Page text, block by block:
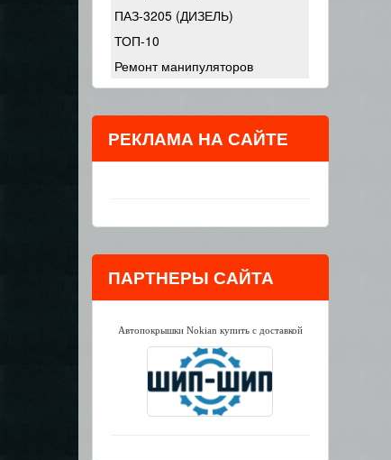
ПАЗ-3205 (ДИЗЕЛЬ)
ТОП-10
Ремонт манипуляторов
РЕКЛАМА НА САЙТЕ
ПАРТНЕРЫ САЙТА
Автопокрышки Nokian купить с доставкой